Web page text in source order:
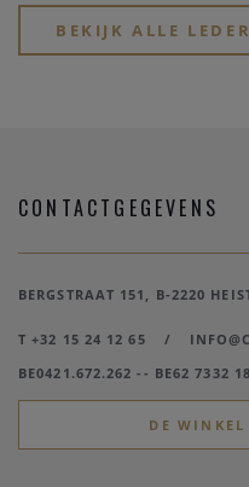
Cardprotector beschermt
Door het gebruik van
BEKIJK ALLE
CONTACTGEGEVENS
BERGSTRAAT 151, B-2220
T +32 15 24 12 65 /
BE0421.672.262 -- BE62 7332
DE